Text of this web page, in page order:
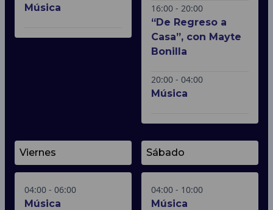
Música
16:00 - 20:00
“De Regreso a
Casa”, con Mayte
Bonilla
20:00 - 04:00
Música
Viernes
04:00 - 06:00
Música
Sábado
04:00 - 10:00
Música